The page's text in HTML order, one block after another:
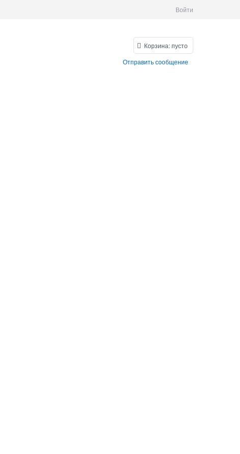
Войти
Корзина:пусто
Отправить сообщение